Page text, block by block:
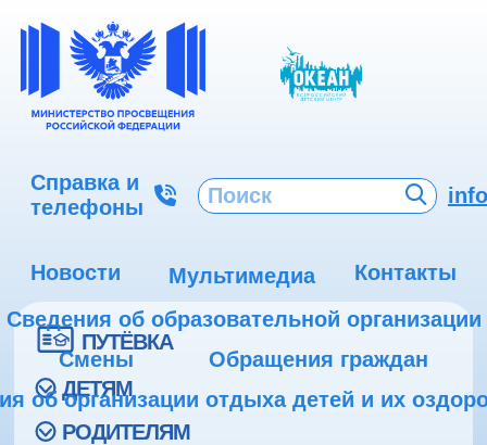
Справка и
телефоны
Новости Мультимедиа
Контакты
Сведения об образовательной организации
Смены
Обращения граждан
об организации отдыха детей и их
ПУТЁВКА
ДЕТЯМ
РОДИТЕЛЯМ